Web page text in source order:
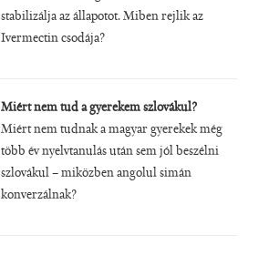
stabilizálja az állapotot. Miben rejlik az
Ivermectin csodája?
Miért nem tud a gyerekem szlovákul?
Miért nem tudnak a magyar gyerekek még
több év nyelvtanulás után sem jól beszélni
szlovákul – miközben angolul simán
konverzálnak?